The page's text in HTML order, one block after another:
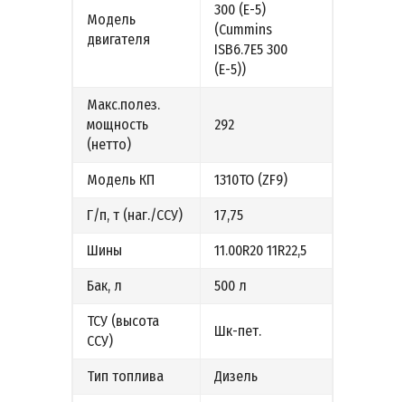
Модель
двигателя
300 (Е-5)
(Cummins
ISB6.7E5 300
(Е-5))
Макс.полез.
мощность
(нетто)
292
Модель КП 1310ТО (ZF9)
Г/п, т (наг./ССУ) 17,75
Шины 11.00R20 11R22,5
Бак, л 500 л
ТСУ (высота
ССУ)
Шк-пет.
Тип топлива Дизель